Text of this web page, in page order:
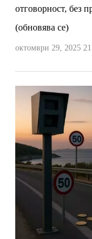
отговорност, без
(обновява се)
октомври 29, 2025